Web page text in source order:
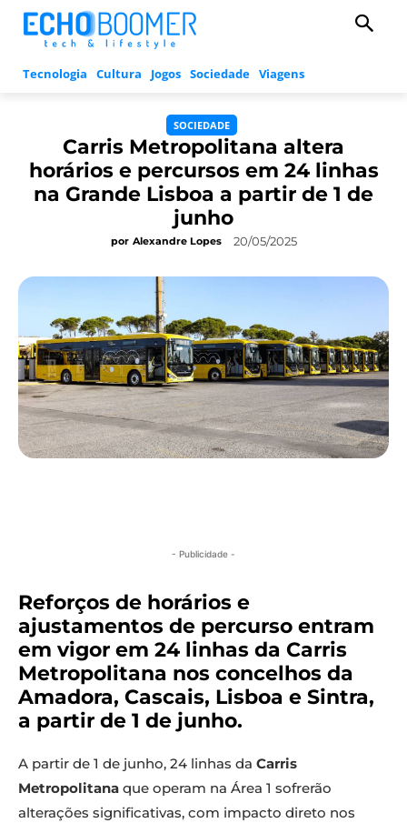
Tecnologia Cultura Jogos Sociedade Viagens
SOCIEDADE
Carris Metropolitana altera
horários e percursos em 24 linhas
na Grande Lisboa a partir de 1 de
junho
por Alexandre Lopes 20/05/2025
- Publicidade -
Reforços de horários e
ajustamentos de percurso entram
em vigor em 24 linhas da Carris
Metropolitana nos concelhos da
Amadora, Cascais, Lisboa e Sintra,
a partir de 1 de junho.
A partir de 1 de junho, 24 linhas da Carris
Metropolitana que operam na Área 1 sofrerão
alterações significativas, com impacto direto nos